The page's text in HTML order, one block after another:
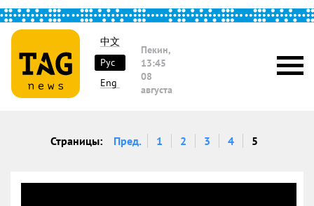
中文
Рус
Eng
Пекин,
13:45
08
августа
Страницы: Пред. 1 2 3 4 5